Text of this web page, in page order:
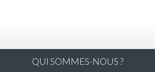
QUI SOMMES-NOUS ?